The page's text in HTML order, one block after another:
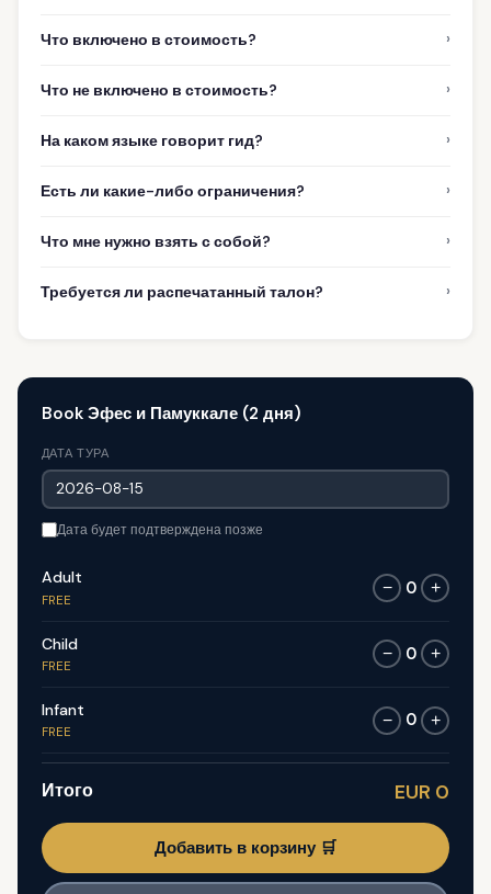
Что включено в стоимость? ›
Что не включено в стоимость? ›
На каком языке говорит гид? ›
Есть ли какие-либо ограничения? ›
Что мне нужно взять с собой? ›
Требуется ли распечатанный талон? ›
Book Эфес и Памуккале (2 дня)
ДАТА ТУРА
Дата будет подтверждена позже
Adult
FREE
− 0 +
Child
FREE
− 0 +
Infant
FREE
− 0 +
Итого EUR 0
Добавить в корзину 🛒